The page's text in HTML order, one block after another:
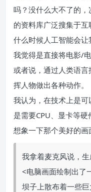
吗？没什么大不了的
的资料库广泛搜集于互
什么时候人工智能会让
我觉得是直接将电影/
或者说，通过人类语
挥人物做出各种动作。
我认为，在技术上是
是需要CPU、显卡等硬
想象一下那个美好的画
我拿着麦克风说，生
<电脑画面绘制出了
坝子上散布着一些